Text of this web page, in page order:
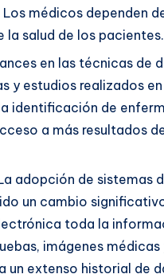
médicos dependen
la salud de los pacientes.
en las técnicas de
y estudios realizados
identificación de
a más resultados
adopción de sistemas
un cambio
toda la
imágenes
un extenso historial de